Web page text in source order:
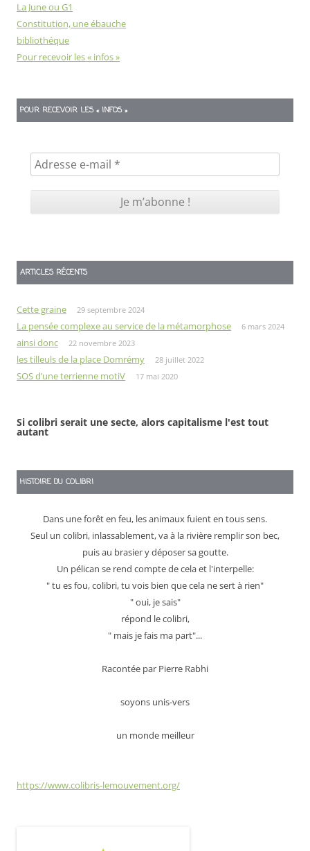
La June ou G1
Constitution, une ébauche
bibliothéque
Pour recevoir les « infos »
POUR RECEVOIR LES « INFOS »
ARTICLES RÉCENTS
Cette graine 29 septembre 2024
La pensée complexe au service de la métamorphose 6 mars 2024
ainsi donc 22 novembre 2023
les tilleuls de la place Domrémy 28 juillet 2022
SOS d’une terrienne motiV 17 mai 2020
Si colibri serait une secte, alors capitalisme l'est tout
autant
HISTOIRE DU COLIBRI
Dans une forêt en feu, les animaux fuient en tous sens.
Seul un colibri, inlassablement, va à la rivière remplir son bec,
puis au brasier y déposer sa goutte.
Un pélican se rend compte de cela et l'interpelle:
" tu es fou, colibri, tu vois bien que cela ne sert à rien"
" oui, je sais"
répond le colibri,
" mais je fais ma part"...
Racontée par Pierre Rabhi
soyons unis-vers
un monde meilleur
https://www.colibris-lemouvement.org/